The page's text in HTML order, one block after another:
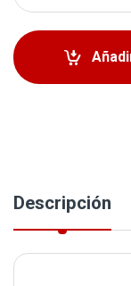
Descripción